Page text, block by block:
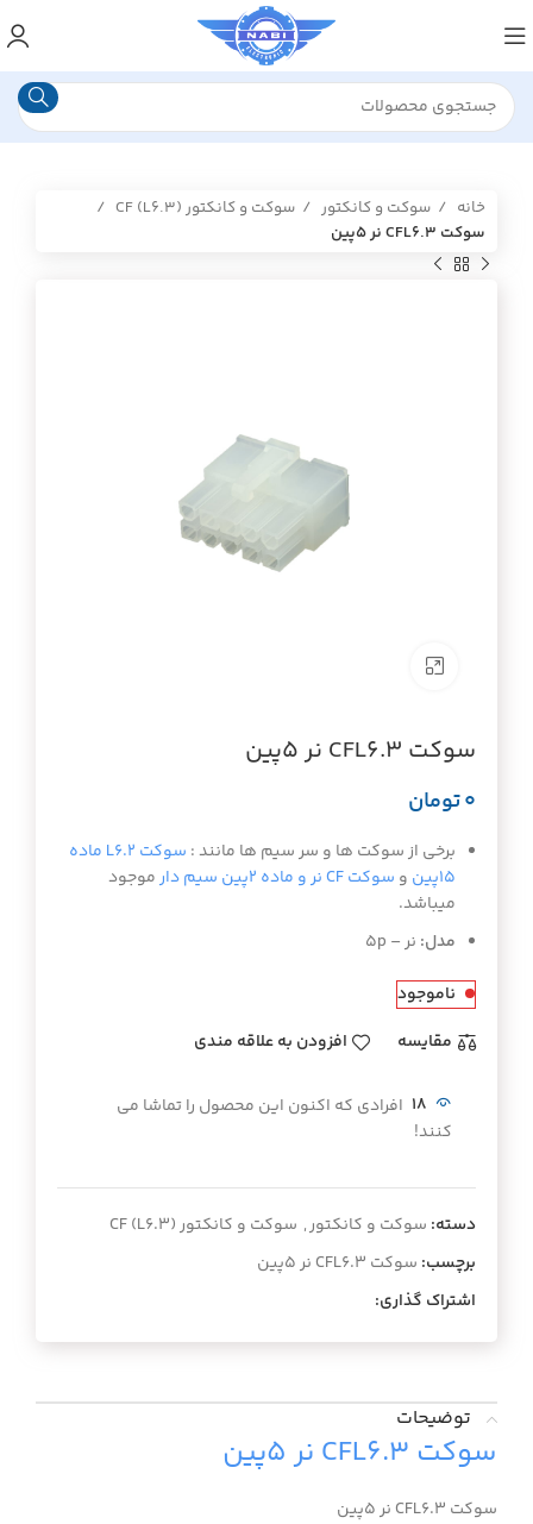
خانه سوکت و کانکتور
سوکت و کانکتور (CF (L6.3
سوکت CFL6.3 نر 5پین
سوکت CFL6.3 نر 5پین
تومان
برخی از سوکت ها و سر سیم ها مانند :
سوکت L6.2 ماده
15پین
و سوکت CF نر و ماده 2پین سیم دار
موجود
میباشد.
مدل: نر – 5p
ناموجود
مقايسه
افزودن به علاقه مندی
18 افرادی که اکنون این محصول را تماشا می
کنند!
دسته: سوکت و کانکتور, سوکت و کانکتور (CF (L6.3
برچسب: سوکت CFL6.3 نر 5پین
اشتراک گذاری:
توضیحات
سوکت CFL6.3 نر 5پین
سوکت CFL6.3 نر 5پین